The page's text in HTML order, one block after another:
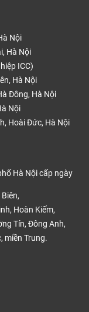
Nội
Hà Nội
ICC)
Hà Nội
Đông, Hà Nội
Nội
Hoài Đức, Hà Nội
Hà Nội cấp ngày
Hoàn Kiếm,
Tín, Đông Anh,
miền Trung.